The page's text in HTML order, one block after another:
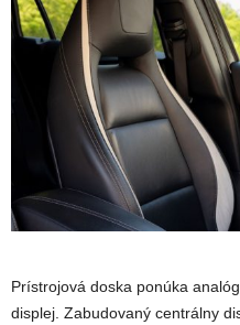
Prístrojová doska ponúka
displej. Zabudovaný centrálny